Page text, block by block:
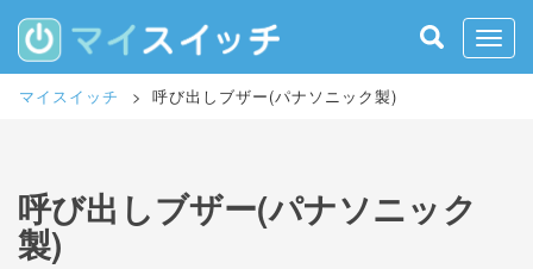
マイスイッチ > 呼び出しブザー(パナソニック製)
呼び出しブザー(パナソニック
製)